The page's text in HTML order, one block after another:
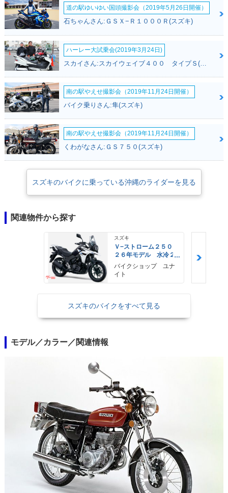
道の駅ゆいゆい国頭撮影会（2019年5月26日開催）
石ちゃんさん:ＧＳＸ−Ｒ１０００Ｒ(スズキ)
ハーレー大試乗会(2019年3月24日)
南の駅やえせ撮影会（2019年11月24日開催）
バイク乗りさん:隼(スズキ)
南の駅やえせ撮影会（2019年11月24日開催）
くわがなさん:ＧＳ７５０(スズキ)
スズキのバイクに乗っている沖縄のライダーを見る
関連物件から探す
スズキ
Ｖ−ストローム２５０
２６年モデル 水冷２
気筒エンジン ＬＥＤ
ヘッドライト標準装備
バイクショップ ユナ
イト
スズキのバイクをすべて見る
モデル／カラー／関連情報